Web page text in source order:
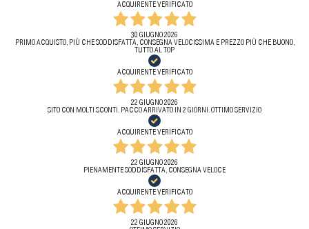
ACQUIRENTE VERIFICATO
30 GIUGNO 2026
PRIMO ACQUISTO, PIÙ CHE SODDISFATTA, CONSEGNA VELOCISSIMA E PREZZO PIÙ CHE BUONO,
TUTTO AL TOP
ACQUIRENTE VERIFICATO
22 GIUGNO 2026
SITO CON MOLTI SCONTI. PACCO ARRIVATO IN 2 GIORNI. OTTIMO SERVIZIO
ACQUIRENTE VERIFICATO
22 GIUGNO 2026
PIENAMENTE SODDISFATTA, CONSEGNA VELOCE
ACQUIRENTE VERIFICATO
22 GIUGNO 2026